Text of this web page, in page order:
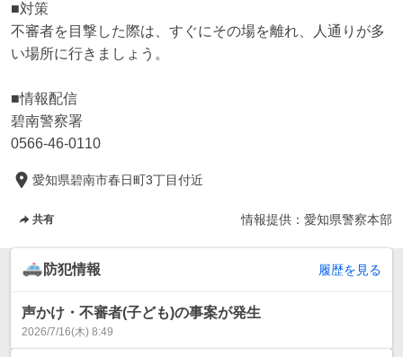
■対策
不審者を目撃した際は、すぐにその場を離れ、人通りが多
い場所に行きましょう。
■情報配信
碧南警察署
0566-46-0110
愛知県碧南市春日町3丁目付近
共有 情報提供： 愛知県警察本部
防犯情報 履歴を見る
声かけ・不審者(子ども)の事案が発生
2026/7/16(木) 8:49